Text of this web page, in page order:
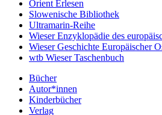
Orient Erlesen
Slowenische Bibliothek
Ultramarin-Reihe
Wieser Enzyklopädie des
Wieser Geschichte Europäischer
wtb Wieser Taschenbuch
Bücher
Autor*innen
Kinderbücher
Verlag